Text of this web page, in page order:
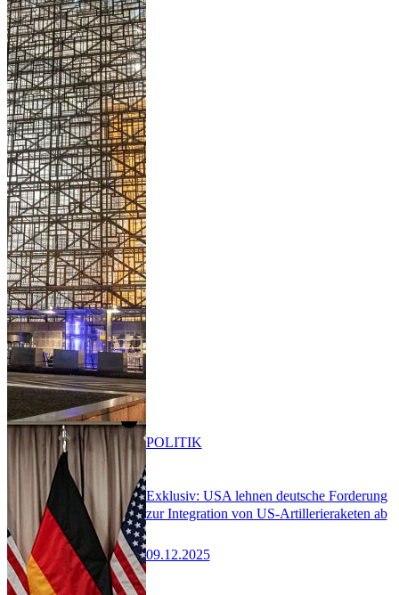
Exklusiv: USA lehnen deutsche Forderung
zur Integration von US-Artillerieraketen ab
09.12.2025
POLITIK